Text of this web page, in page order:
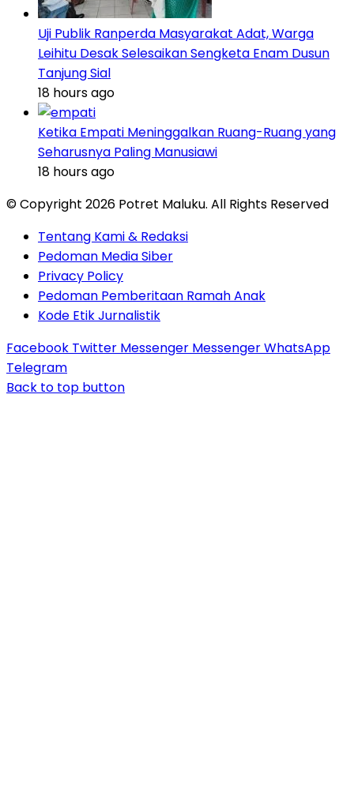
Uji Publik Ranperda Masyarakat Adat, Warga
Leihitu Desak Selesaikan Sengketa Enam Dusun
Tanjung Sial
18 hours ago
Ketika Empati Meninggalkan Ruang-Ruang yang
Seharusnya Paling Manusiawi
18 hours ago
© Copyright 2026 Potret Maluku. All Rights Reserved
Tentang Kami & Redaksi
Pedoman Media Siber
Privacy Policy
Pedoman Pemberitaan Ramah Anak
Kode Etik Jurnalistik
Facebook Twitter Messenger MessengerWhatsApp
Telegram
Back to top button